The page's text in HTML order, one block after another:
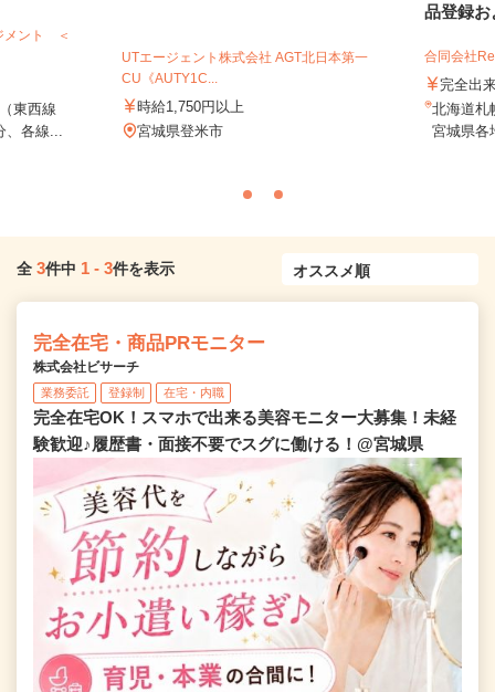
メント ＜
東西線
各線...
UTエージェント株式会社 AGT北日本第一
CU《AUTY1C...
時給1,750円以上
宮城県登米市
品登録お
合同会社
完全出
北海道札
宮城県
全 3件中 1 - 3件を表示
完全在宅・商品PRモニター
株式会社ビサーチ
業務委託 登録制 在宅・内職
完全在宅OK！スマホで出来る美容モニター大募集！未経
験歓迎♪履歴書・面接不要でスグに働ける！@宮城県